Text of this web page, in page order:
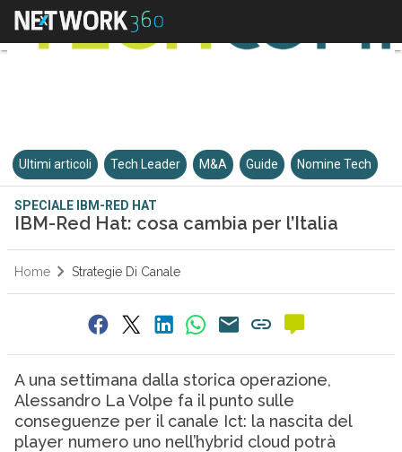
Ultimi articoli Tech Leader M&A Guide Nomine Tech
SPECIALE IBM-RED HAT
IBM-Red Hat: cosa cambia per l’Italia
Home Strategie Di Canale
A una settimana dalla storica operazione,
Alessandro La Volpe fa il punto sulle
conseguenze per il canale Ict: la nascita del
player numero uno nell’hybrid cloud potrà